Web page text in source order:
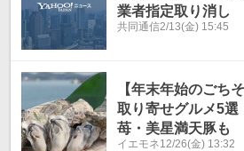
業者指定取り消し
共同通信2/13(金) 15:45
【年末年始のごち
取り寄せグルメ5選
苺・美星満天豚も
イエモネ12/26(金) 13:32